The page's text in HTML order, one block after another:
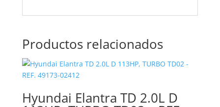
Productos relacionados
Hyundai Elantra TD 2.0L D